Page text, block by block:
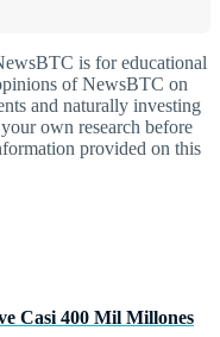
is for educational
of NewsBTC on
and naturally investing
own research before
provided on this
Casi 400 Mil Millones